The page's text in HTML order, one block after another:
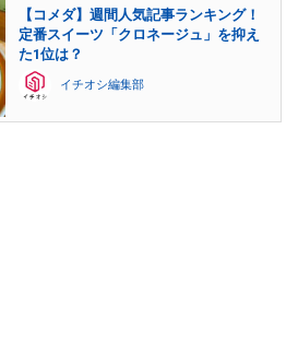
【コメダ】週間人気記事ランキング！
定番スイーツ「クロネージュ」を抑え
た1位は？
イチオシ編集部